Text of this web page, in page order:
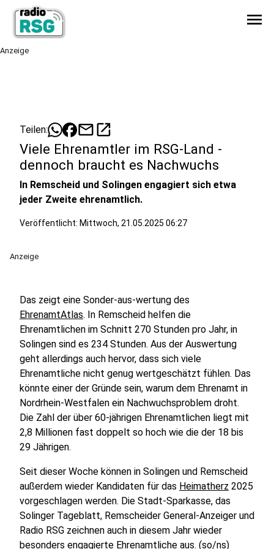
menu
Anzeige
Teilen: mailopen_in_new
Viele Ehrenamtler im RSG-Land -
dennoch braucht es Nachwuchs
In Remscheid und Solingen engagiert sich etwa
jeder Zweite ehrenamtlich.
Veröffentlicht: Mittwoch, 21.05.2025 06:27
Anzeige
Das zeigt eine Sonder-aus-wertung des
EhrenamtAtlas. In Remscheid helfen die
Ehrenamtlichen im Schnitt 270 Stunden pro Jahr, in
Solingen sind es 234 Stunden. Aus der Auswertung
geht allerdings auch hervor, dass sich viele
Ehrenamtliche nicht genug wertgeschätzt fühlen. Das
könnte einer der Gründe sein, warum dem Ehrenamt in
Nordrhein-Westfalen ein Nachwuchsproblem droht.
Die Zahl der über 60-jährigen Ehrenamtlichen liegt mit
2,8 Millionen fast doppelt so hoch wie die der 18 bis
29 Jährigen.
Seit dieser Woche können in Solingen und Remscheid
außerdem wieder Kandidaten für das Heimatherz 2025
vorgeschlagen werden. Die Stadt-Sparkasse, das
Solinger Tageblatt, Remscheider General-Anzeiger und
Radio RSG zeichnen auch in diesem Jahr wieder
besonders engagierte Ehrenamtliche aus. (so/ns)